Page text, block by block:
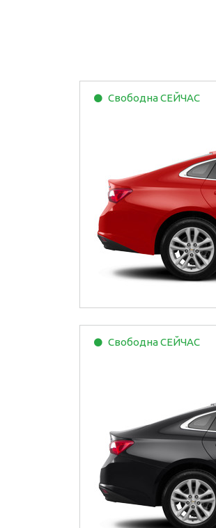
СвободнаСЕЙЧАС
СвободнаСЕЙЧАС